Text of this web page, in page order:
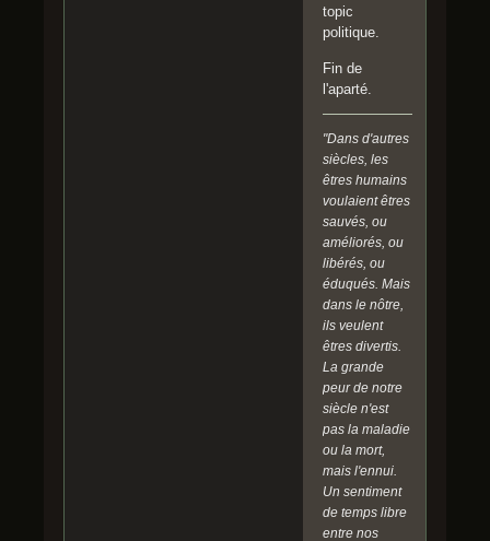
topic
politique.
Fin de
l'aparté.
"Dans d'autres
siècles, les
êtres humains
voulaient êtres
sauvés, ou
améliorés, ou
libérés, ou
éduqués. Mais
dans le nôtre,
ils veulent
êtres divertis.
La grande
peur de notre
siècle n'est
pas la maladie
ou la mort,
mais l'ennui.
Un sentiment
de temps libre
entre nos